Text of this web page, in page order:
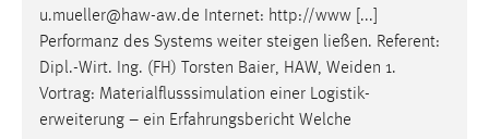
u.mueller@haw-aw.de Internet: http://www [...]
Performanz des Systems weiter steigen ließen. Referent:
Dipl.-Wirt. Ing. (FH) Torsten Baier, HAW, Weiden 1.
Vortrag: Materialflusssimulation einer Logistik-
erweiterung – ein Erfahrungsbericht Welche